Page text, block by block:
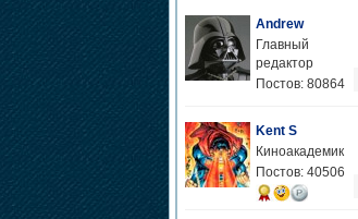
Andrew
Главный
редактор
Постов: 80864
Kent S
Киноакадемик
Постов: 40506